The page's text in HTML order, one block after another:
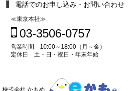
電話でのお申し込み・お問い合わせ
≪東京本社≫
03-3506-0757
営業時間 10:00～18:00（月～金）
定休日 土・日・祝日・年末年始
株式会社 かもめ